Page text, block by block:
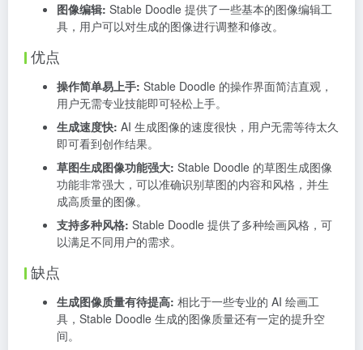
图像编辑: Stable Doodle 提供了一些基本的图像编辑工
具，用户可以对生成的图像进行调整和修改。
优点
操作简单易上手: Stable Doodle 的操作界面简洁直观，
用户无需专业技能即可轻松上手。
生成速度快: AI 生成图像的速度很快，用户无需等待太久
即可看到创作结果。
草图生成图像功能强大: Stable Doodle 的草图生成图像
功能非常强大，可以准确识别草图的内容和风格，并生
成高质量的图像。
支持多种风格: Stable Doodle 提供了多种绘画风格，可
以满足不同用户的需求。
缺点
生成图像质量有待提高: 相比于一些专业的 AI 绘画工
具，Stable Doodle 生成的图像质量还有一定的提升空
间。